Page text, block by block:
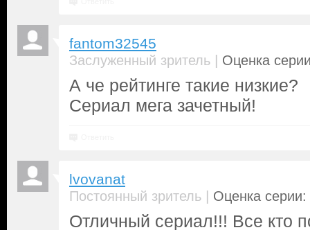
fantom32545
Заслуженный зритель | Оценка
А че рейтинге такие низкие?
Сериал мега зачетный!
lvovanat
Постоянный зритель | Оценка серии:
Отличный сериал!!! Все кто